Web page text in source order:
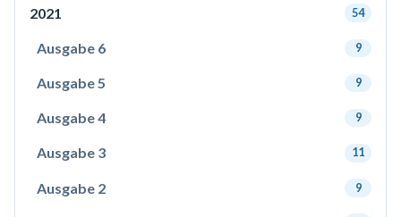
2021 54
Ausgabe 6 9
Ausgabe 5 9
Ausgabe 4 9
Ausgabe 3 11
Ausgabe 2 9